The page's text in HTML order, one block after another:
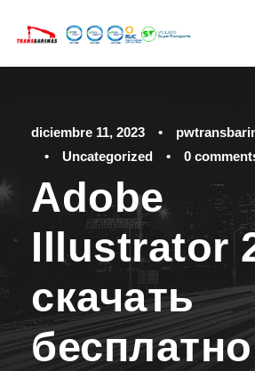
diciembre 11, 2023 •
•
Uncategorized • 0
Adobe
Illustrator
скачать
бесплатно